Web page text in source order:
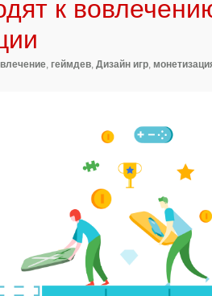
к
геймдев Дизайн игр